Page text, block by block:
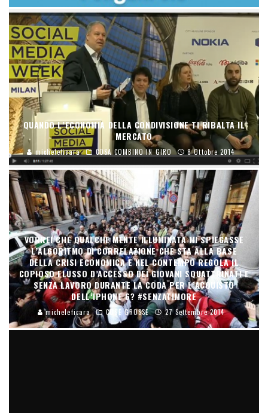
QUANDO L’ECONOMIA DELLA CONDIVISIONE TI RIBALTA IL
MERCATO
micheleficara COSA COMBINO IN GIRO 8 Ottobre 2014
VORREI CHE QUALCHE MENTE ILLUMINATA MI SPIEGASSE
L’ALGORITMO DI CORRELAZIONE CHE STA ALLA BASE
DELLA CRISI ECONOMICA E NEL CONTEMPO REGOLA IL
COPIOSO FLUSSO D’ACCESSO DEI GIOVANI SQUATTRINATI E
SENZA LAVORO DURANTE LA CODA PER L’ACQUISTO
DELL’IPHONE 6? #SENZATIMORE
micheleficara COSE GROSSE 27 Settembre 2014